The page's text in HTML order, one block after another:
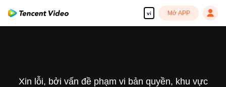
vi Mở APP
Xin lỗi, bởi vấn đề phạm vi bản quyền, khu vực